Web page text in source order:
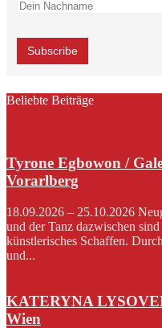
Beliebte Beiträge
Tyrone Egbowon /
Vorarlberg
18.09.2026 – 25.10.2026
und der Tanz dazwischen
künstlerisches Schaffen.
und...
KATERYNA
Wien